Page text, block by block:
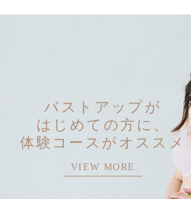
バストアップが
はじめての方に、
体験コースがオススメ
VIEW MORE